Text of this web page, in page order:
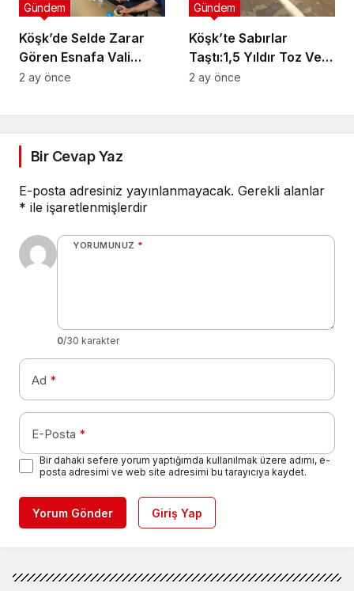
Köşk’de Selde Zarar
Gören Esnafa Vali
Güvencesi
Gündem
2 ay önce
Köşk’te Sabırlar
Taştı:1,5 Yıldır Toz Ve
Çamurlar Yaşıyoruz
Gündem
2 ay önce
Bir Cevap Yaz
E-posta adresiniz yayınlanmayacak. Gerekli alanlar
* ile işaretlenmişlerdir
YORUMUNUZ *
0/30 karakter
Ad *
E-Posta *
Bir dahaki sefere yorum yaptığımda kullanılmak üzere adımı, e-
posta adresimi ve web site adresimi bu tarayıcıya kaydet.
Yorum Gönder Giriş Yap